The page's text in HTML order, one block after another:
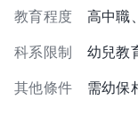
教育程度 高中職
科系限制 幼兒教
其他條件 需幼保